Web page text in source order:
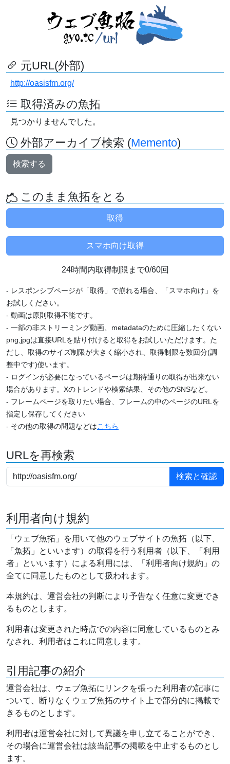
元URL(外部)
http://oasisfm.org/
取得済みの魚拓
見つかりませんでした。
外部アーカイブ検索 (Memento)
検索する
このまま魚拓をとる
24時間内取得制限まで0/60回
- レスポンシブページが「取得」で崩れる場合、「スマホ向け」を
お試しください。
- 動画は原則取得不能です。
- 一部の非ストリーミング動画、metadataのために圧縮したくない
png,jpgは直接URLを貼り付けると取得をお試しいただけます。た
だし、取得のサイズ制限が大きく縮小され、取得制限を数回分(調
整中です)使います。
- ログインが必要になっているページは期待通りの取得が出来ない
場合があります。Xのトレンドや検索結果、その他のSNSなど。
- フレームページを取りたい場合、フレームの中のページのURLを
指定し保存してください
- その他の取得の問題などはこちら
URLを再検索
利用者向け規約
「ウェブ魚拓」を用いて他のウェブサイトの魚拓（以下、
「魚拓」といいます）の取得を行う利用者（以下、「利用
者」といいます）による利用には、「利用者向け規約」の
全てに同意したものとして扱われます。
本規約は、運営会社の判断により予告なく任意に変更でき
るものとします。
利用者は変更された時点での内容に同意しているものとみ
なされ、利用者はこれに同意します。
引用記事の紹介
運営会社は、ウェブ魚拓にリンクを張った利用者の記事に
ついて、断りなくウェブ魚拓のサイト上で部分的に掲載で
きるものとします。
利用者は運営会社に対して異議を申し立てることができ、
その場合に運営会社は該当記事の掲載を中止するものとし
ます。